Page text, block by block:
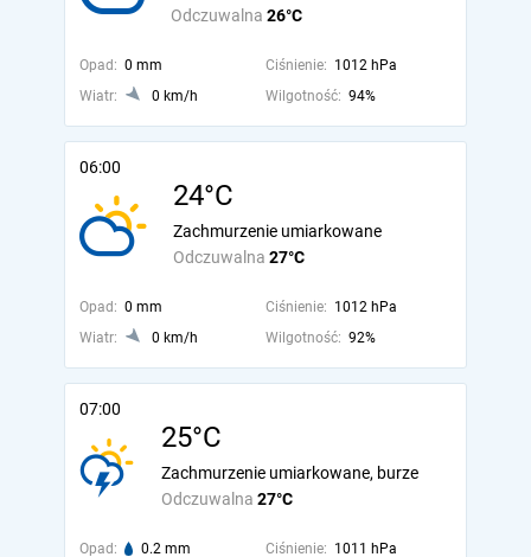
Odczuwalna 26°C
Opad: 0 mm Ciśnienie: 1012 hPa
Wiatr:
0 km/h Wilgotność: 94%
06:00
24°C
Odczuwalna 27°C
Zachmurzenie umiarkowane
Opad: 0 mm Ciśnienie: 1012 hPa
Wiatr:
0 km/h Wilgotność: 92%
07:00
25°C
Odczuwalna 27°C
Zachmurzenie umiarkowane, burze
Opad: 0.2 mm Ciśnienie: 1011 hPa